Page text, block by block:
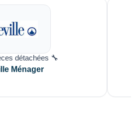
détachées 🔧
Ménager